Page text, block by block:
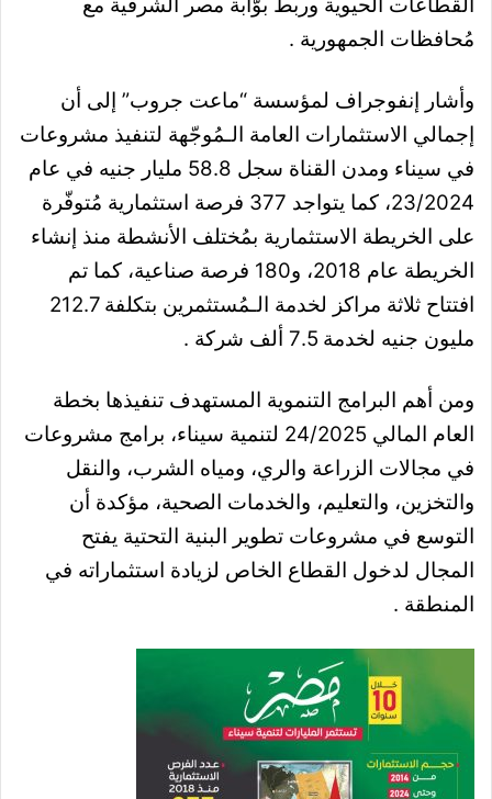
القطاعات الحيوية وربط بوّابة مصر الشرقية مع
مُحافظات الجمهورية .
وأشار إنفوجراف لمؤسسة “ماعت جروب” إلى أن
إجمالي الاستثمارات العامة الـمُوجّهة لتنفيذ مشروعات
في سيناء ومدن القناة سجل 58.8 مليار جنيه في عام
23/2024، كما يتواجد 377 فرصة استثمارية مُتوفّرة
على الخريطة الاستثمارية بمُختلف الأنشطة منذ إنشاء
الخريطة عام 2018، و180 فرصة صناعية، كما تم
افتتاح ثلاثة مراكز لخدمة الـمُستثمرين بتكلفة 212.7
مليون جنيه لخدمة 7.5 ألف شركة .
ومن أهم البرامج التنموية المستهدف تنفيذها بخطة
العام المالي 24/2025 لتنمية سيناء، برامج مشروعات
في مجالات الزراعة والري، ومياه الشرب، والنقل
والتخزين، والتعليم، والخدمات الصحية، مؤكدة أن
التوسع في مشروعات تطوير البنية التحتية يفتح
المجال لدخول القطاع الخاص لزيادة استثماراته في
المنطقة .